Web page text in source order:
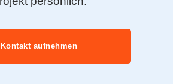
Kontakt aufnehmen